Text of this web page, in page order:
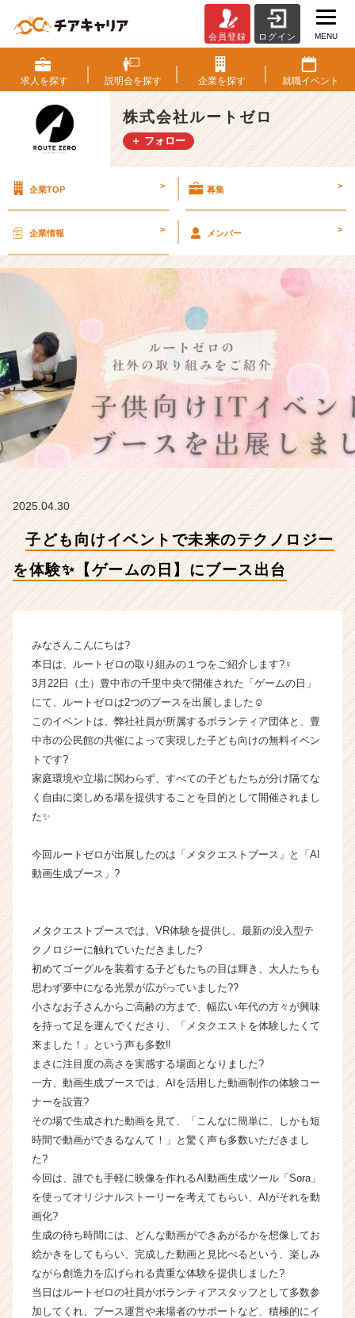
ど
も
向
け
イ
ベ
未
テ
ー
を
体
験
✨
ー
ー
出
【株
会
社
ト
ゼ
ロ
タ
イ
ン】
チ
ー・
成
長
企
業
か
ら
ト
が
く
就
イ
ト
チ
ア
キ
会員登録 ログイン MENU
求人を探す 説明会を探す 企業を探す 就職イベント
株式会社ルートゼロ
＋ フォロー
企業TOP > 募集 >
企業情報 > メンバー >
2025.04.30
子ども向けイベントで未来のテクノロジー
を体験✨【ゲームの日】にブース出台
みなさんこんにちは?
本日は、ルートゼロの取り組みの１つをご紹介します?‍♀️
3月22日（土）豊中市の千里中央で開催された「ゲームの日」
にて、ルートゼロは2つのブースを出展しました☺️
このイベントは、弊社社員が所属するボランティア団体と、豊
中市の公民館の共催によって実現した子ども向けの無料イベン
トです?
家庭環境や立場に関わらず、すべての子どもたちが分け隔てな
く自由に楽しめる場を提供することを目的として開催されまし
た✨
今回ルートゼロが出展したのは「メタクエストブース」と「AI
動画生成ブース」?
メタクエストブースでは、VR体験を提供し、最新の没入型テ
クノロジーに触れていただきました?
初めてゴーグルを装着する子どもたちの目は輝き、大人たちも
思わず夢中になる光景が広がっていました??
小さなお子さんからご高齢の方まで、幅広い年代の方々が興味
を持って足を運んでくださり、「メタクエストを体験したくて
来ました！」という声も多数‼️
まさに注目度の高さを実感する場面となりました?
一方、動画生成ブースでは、AIを活用した動画制作の体験コー
ナーを設置?
その場で生成された動画を見て、「こんなに簡単に、しかも短
時間で動画ができるなんて！」と驚く声も多数いただきまし
た?
今回は、誰でも手軽に映像を作れるAI動画生成ツール「Sora」
を使ってオリジナルストーリーを考えてもらい、AIがそれを動
画化?
生成の待ち時間には、どんな動画ができあがるかを想像してお
絵かきをしてもらい、完成した動画と見比べるという、楽しみ
ながら創造力を広げられる貴重な体験を提供しました?
当日はルートゼロの社員がボランティアスタッフとして多数参
加してくれ、ブース運営や来場者のサポートなど、積極的にイ